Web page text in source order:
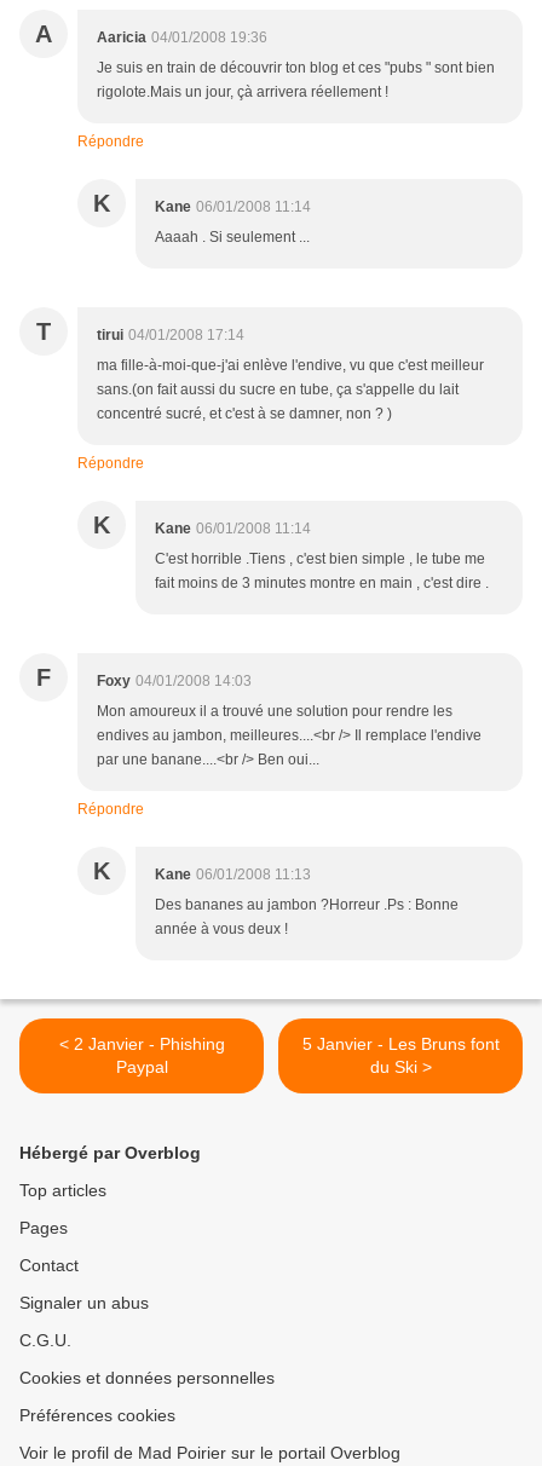
A Aaricia 04/01/2008 19:36
Je suis en train de découvrir ton blog et ces "pubs " sont bien
rigolote.Mais un jour, çà arrivera réellement !
Répondre
K Kane 06/01/2008 11:14
Aaaah . Si seulement ...
T tirui 04/01/2008 17:14
ma fille-à-moi-que-j'ai enlève l'endive, vu que c'est meilleur
sans.(on fait aussi du sucre en tube, ça s'appelle du lait
concentré sucré, et c'est à se damner, non ? )
Répondre
K Kane 06/01/2008 11:14
C'est horrible .Tiens , c'est bien simple , le tube me
fait moins de 3 minutes montre en main , c'est dire .
F Foxy 04/01/2008 14:03
Mon amoureux il a trouvé une solution pour rendre les
endives au jambon, meilleures....<br /> Il remplace l'endive
par une banane....<br /> Ben oui...
Répondre
K Kane 06/01/2008 11:13
Des bananes au jambon ?Horreur .Ps : Bonne
année à vous deux !
< 2 Janvier - Phishing
Paypal
5 Janvier - Les Bruns font
du Ski >
Hébergé par Overblog
Top articles
Pages
Contact
Signaler un abus
C.G.U.
Cookies et données personnelles
Préférences cookies
Voir le profil de Mad Poirier sur le portail Overblog